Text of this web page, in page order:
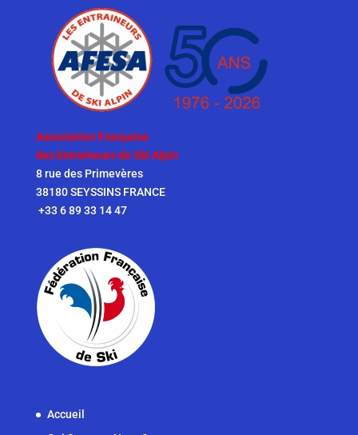
Association Française
des Entraîneurs de Ski Alpin
8 rue des Primevères
38180 SEYSSINS FRANCE
+33 6 89 33 14 47
Accueil